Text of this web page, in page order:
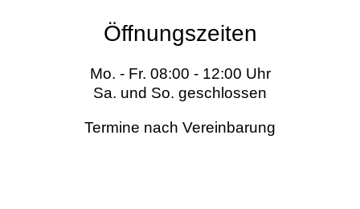
Öffnungszeiten
Mo. - Fr. 08:00 - 12:00 Uhr
Sa. und So. geschlossen
Termine nach Vereinbarung